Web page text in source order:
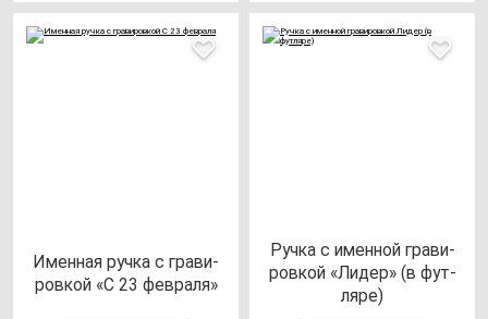
Имен­ная руч­ка с гра­ви­
ров­кой «С 23 фев­ра­ля»
Руч­ка с имен­ной гра­ви­
ров­кой «Лидер» (в фут­
ля­ре)